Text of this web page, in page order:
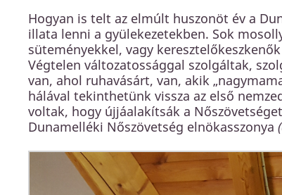
Hogyan is telt az elmúlt huszonöt év a
illata lenni a gyülekezetekben. Sok
süteményekkel, vagy
Végtelen változatossággal szolgáltak,
van, ahol ruhavásárt, van, akik
hálával tekinthetünk vissza az első
voltak, hogy újjáalakítsák a
Dunamelléki Nőszövetség elnökasszonya